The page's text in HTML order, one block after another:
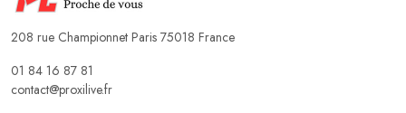
208 rue Championnet Paris 75018 France
01 84 16 87 81
contact@proxilive.fr